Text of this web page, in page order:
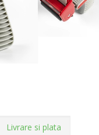
Livrare si plata